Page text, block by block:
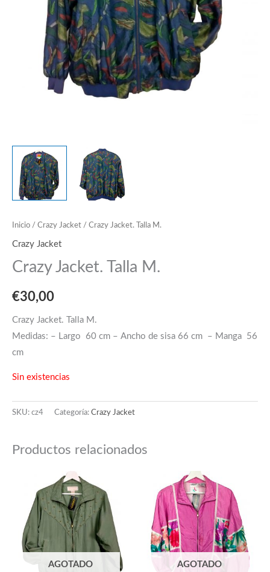
Inicio / Crazy Jacket / Crazy Jacket. Talla M.
Crazy Jacket
Crazy Jacket. Talla M.
€30,00
Crazy Jacket. Talla M.
Medidas: – Largo 60 cm – Ancho de sisa 66 cm – Manga 56
cm
Sin existencias
SKU: cz4 Categoría: Crazy Jacket
Productos relacionados
AGOTADO AGOTADO